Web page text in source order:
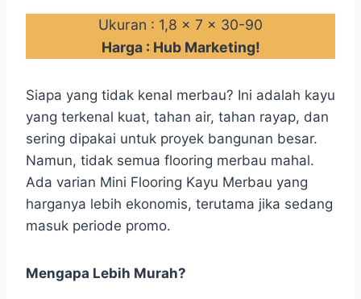
Ukuran : 1,8 x 7 x 30-90
Harga : Hub Marketing!
Siapa yang tidak kenal merbau? Ini adalah kayu
yang terkenal kuat, tahan air, tahan rayap, dan
sering dipakai untuk proyek bangunan besar.
Namun, tidak semua flooring merbau mahal.
Ada varian Mini Flooring Kayu Merbau yang
harganya lebih ekonomis, terutama jika sedang
masuk periode promo.
Mengapa Lebih Murah?